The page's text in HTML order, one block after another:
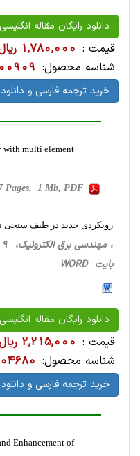
دانلود رایگان مقاله انگلیسی
قیمت : 1,780,000 ریال
شناسه محصول:
خرید ترجمه فارسی و دانلود
with multi element
Pages, 1 Mb, PDF
رویکردی جدید در طیف سنجی
بایت WORD
دانلود رایگان مقاله انگلیسی
قیمت : 2,215,000 ریال
شناسه محصول:
خرید ترجمه فارسی و دانلود
Enhancement of